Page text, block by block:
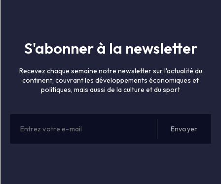
S'abonner à la newsletter
Recevez chaque semaine notre newsletter sur l'actualité du
continent, couvrant les développements économiques et
politiques, mais aussi de la culture et du sport